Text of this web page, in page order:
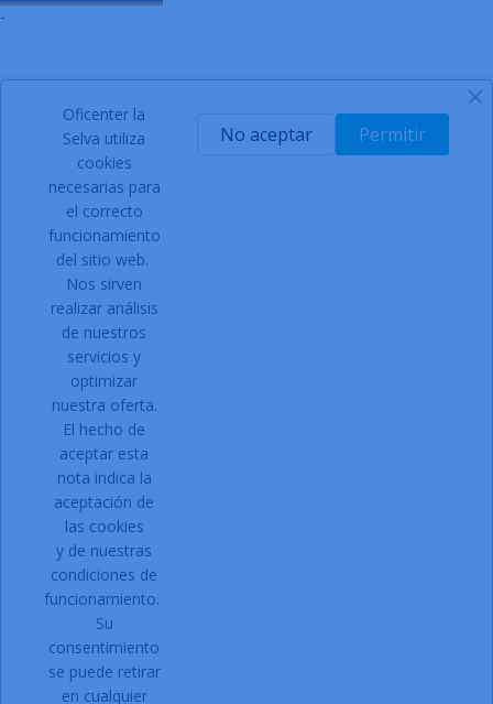
-
SIGN UP FOR NEWSLETTER
Acepto las condiciones generales y la política de
confidencialidad
PRODUCTOS
NUESTRA EMPRESA
Contacto:
Dirección:C/ Can Gallart, 11
17430 Santa Coloma de Farners
Email:
972 87 71 00
Solicitar acceso a la web.
Registro:
Oficenter la
Selva utiliza
cookies
necesarias para
el correcto
funcionamiento
del sitio web.
Nos sirven
realizar análisis
de nuestros
servicios y
optimizar
nuestra oferta.
El hecho de
aceptar esta
nota indica la
aceptación de
las cookies
y de nuestras
condiciones de
funcionamiento.
Su
consentimiento
se puede retirar
en cualquier
Permitir
No aceptar